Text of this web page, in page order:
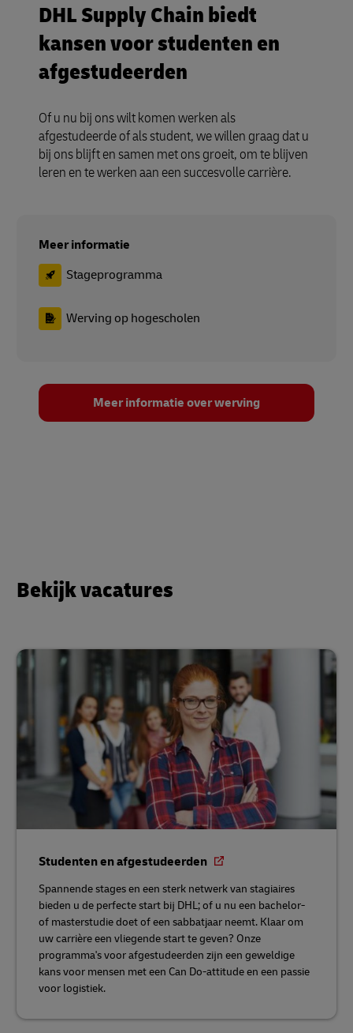
DHL Supply Chain biedt
kansen voor studenten en
afgestudeerden
Of u nu bij ons wilt komen werken als
afgestudeerde of als student, we willen graag dat u
bij ons blijft en samen met ons groeit, om te blijven
leren en te werken aan een succesvolle carrière.
Meer informatie
Stageprogramma
Werving op hogescholen
Meer informatie over werving
Bekijk vacatures
Studenten en afgestudeerden
Spannende stages en een sterk netwerk van stagiaires
bieden u de perfecte start bij DHL; of u nu een bachelor-
of masterstudie doet of een sabbatjaar neemt. Klaar om
uw carrière een vliegende start te geven? Onze
programma's voor afgestudeerden zijn een geweldige
kans voor mensen met een Can Do-attitude en een passie
voor logistiek.